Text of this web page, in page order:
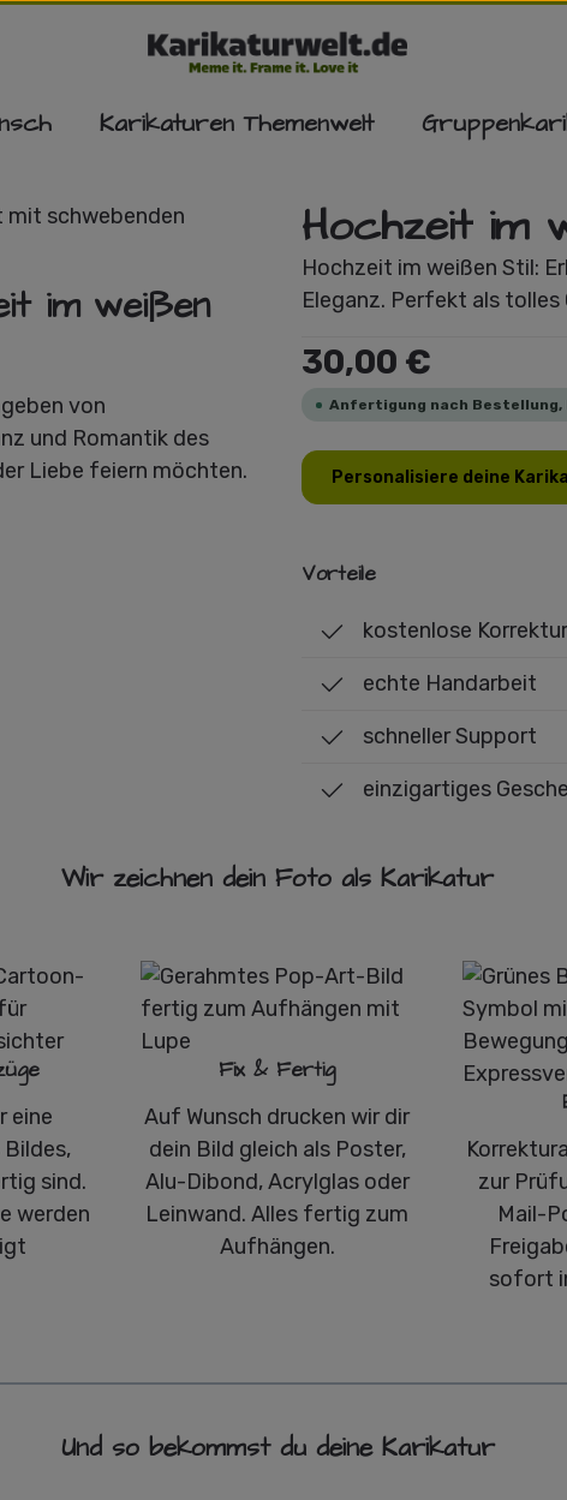
Karikaturen Themenwelt
Hochzeit im
Hochzeit im weißen Stil:
Eleganz. Perfekt als
Regulärer Preis:
30,00 €
Anfertigung nach
Personalisiere deine
Vorteile
kostenlose
echte Handarbeit
schneller Support
einzigartiges
im weißen
von
und Romantik des
Liebe feiern möchten.
Wir zeichnen dein Foto als Karikatur
eine
Bildes,
sind.
werden
Fix & Fertig
Auf Wunsch drucken wir dir
dein Bild gleich als Poster,
Alu-Dibond, Acrylglas oder
Leinwand. Alles fertig zum
Aufhängen.
zur
Mail-
sofort
Und so bekommst du deine Karikatur